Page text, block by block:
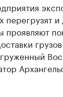
и
проявляют